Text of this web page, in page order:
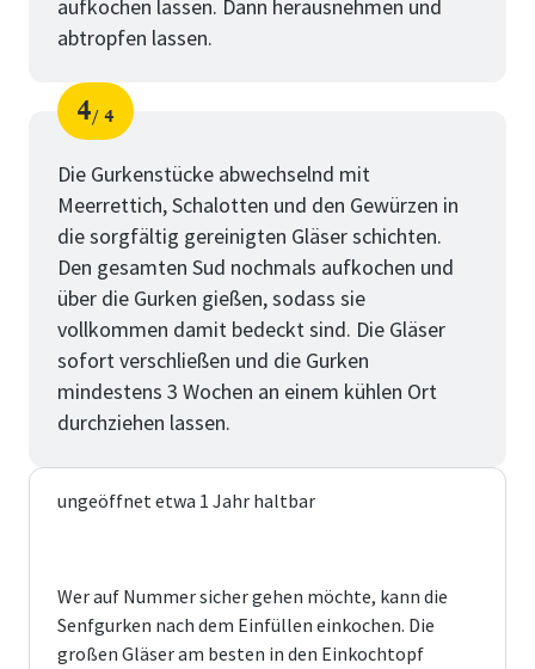
aufkochen lassen. Dann herausnehmen und
abtropfen lassen.
Schritt
4
von
4
Die Gurkenstücke abwechselnd mit
Meerrettich, Schalotten und den Gewürzen in
die sorgfältig gereinigten Gläser schichten.
Den gesamten Sud nochmals aufkochen und
über die Gurken gießen, sodass sie
vollkommen damit bedeckt sind. Die Gläser
sofort verschließen und die Gurken
mindestens 3 Wochen an einem kühlen Ort
durchziehen lassen.
ungeöffnet etwa 1 Jahr haltbar
Wer auf Nummer sicher gehen möchte, kann die
Senfgurken nach dem Einfüllen einkochen. Die
großen Gläser am besten in den Einkochtopf